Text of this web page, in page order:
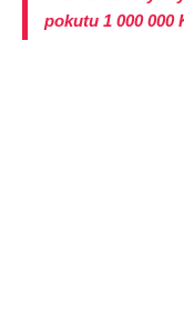
pokutu 1 000 000